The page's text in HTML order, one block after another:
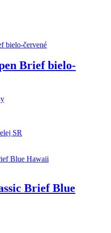
Brief bielo-
SR
Brief Blue